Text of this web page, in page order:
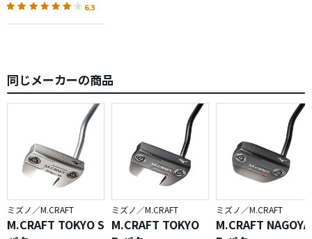
6.3
同じメーカーの商品
ミズノ／M.CRAFT
M.CRAFT TOKYO S
ミズノ／M.CRAFT
M.CRAFT TOKYO
ミズノ／M.CRAFT
M.CRAFT NAGOYA